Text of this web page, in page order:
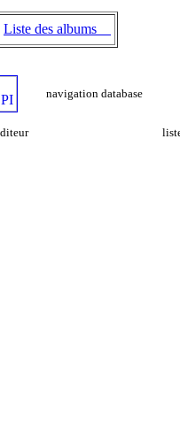
Liste des albums
navigation database